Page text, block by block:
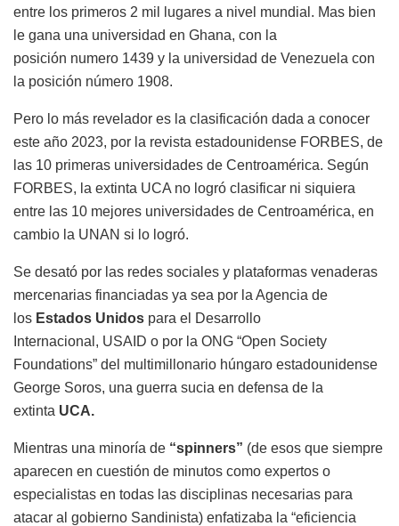
entre los primeros 2 mil lugares a nivel mundial. Mas bien
le gana una universidad en Ghana, con la
posición numero 1439 y la universidad de Venezuela con
la posición número 1908.
Pero lo más revelador es la clasificación dada a conocer
este año 2023, por la revista estadounidense FORBES, de
las 10 primeras universidades de Centroamérica. Según
FORBES, la extinta UCA no logró clasificar ni siquiera
entre las 10 mejores universidades de Centroamérica, en
cambio la UNAN si lo logró.
Se desató por las redes sociales y plataformas venaderas
mercenarias financiadas ya sea por la Agencia de
los Estados Unidos para el Desarrollo
Internacional, USAID o por la ONG “Open Society
Foundations” del multimillonario húngaro estadounidense
George Soros, una guerra sucia en defensa de la
extinta UCA.
Mientras una minoría de “spinners” (de esos que siempre
aparecen en cuestión de minutos como expertos o
especialistas en todas las disciplinas necesarias para
atacar al gobierno Sandinista) enfatizaba la “eficiencia